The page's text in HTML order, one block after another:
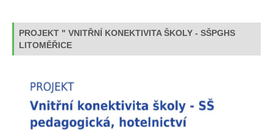
PROJEKT " VNITŘNÍ KONEKTIVITA ŠKOLY - SŠPGHS
LITOMĚŘICE